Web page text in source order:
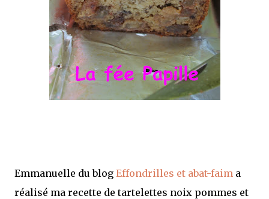
Emmanuelle du blog Effondrilles et abat-faim a
réalisé ma recette de tartelettes noix pommes et